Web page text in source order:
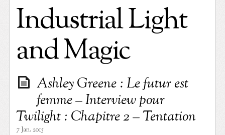
Industrial Light
and Magic
Ashley Greene : Le futur est
femme – Interview pour
Twilight : Chapitre 2 – Tentation
7 Jan. 2015